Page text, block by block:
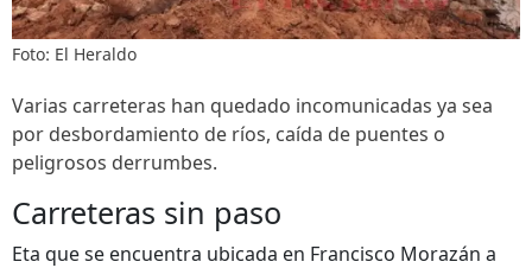
Foto: El Heraldo
Varias carreteras han quedado incomunicadas ya sea
por desbordamiento de ríos, caída de puentes o
peligrosos derrumbes.
Carreteras sin paso
Eta que se encuentra ubicada en Francisco Morazán a